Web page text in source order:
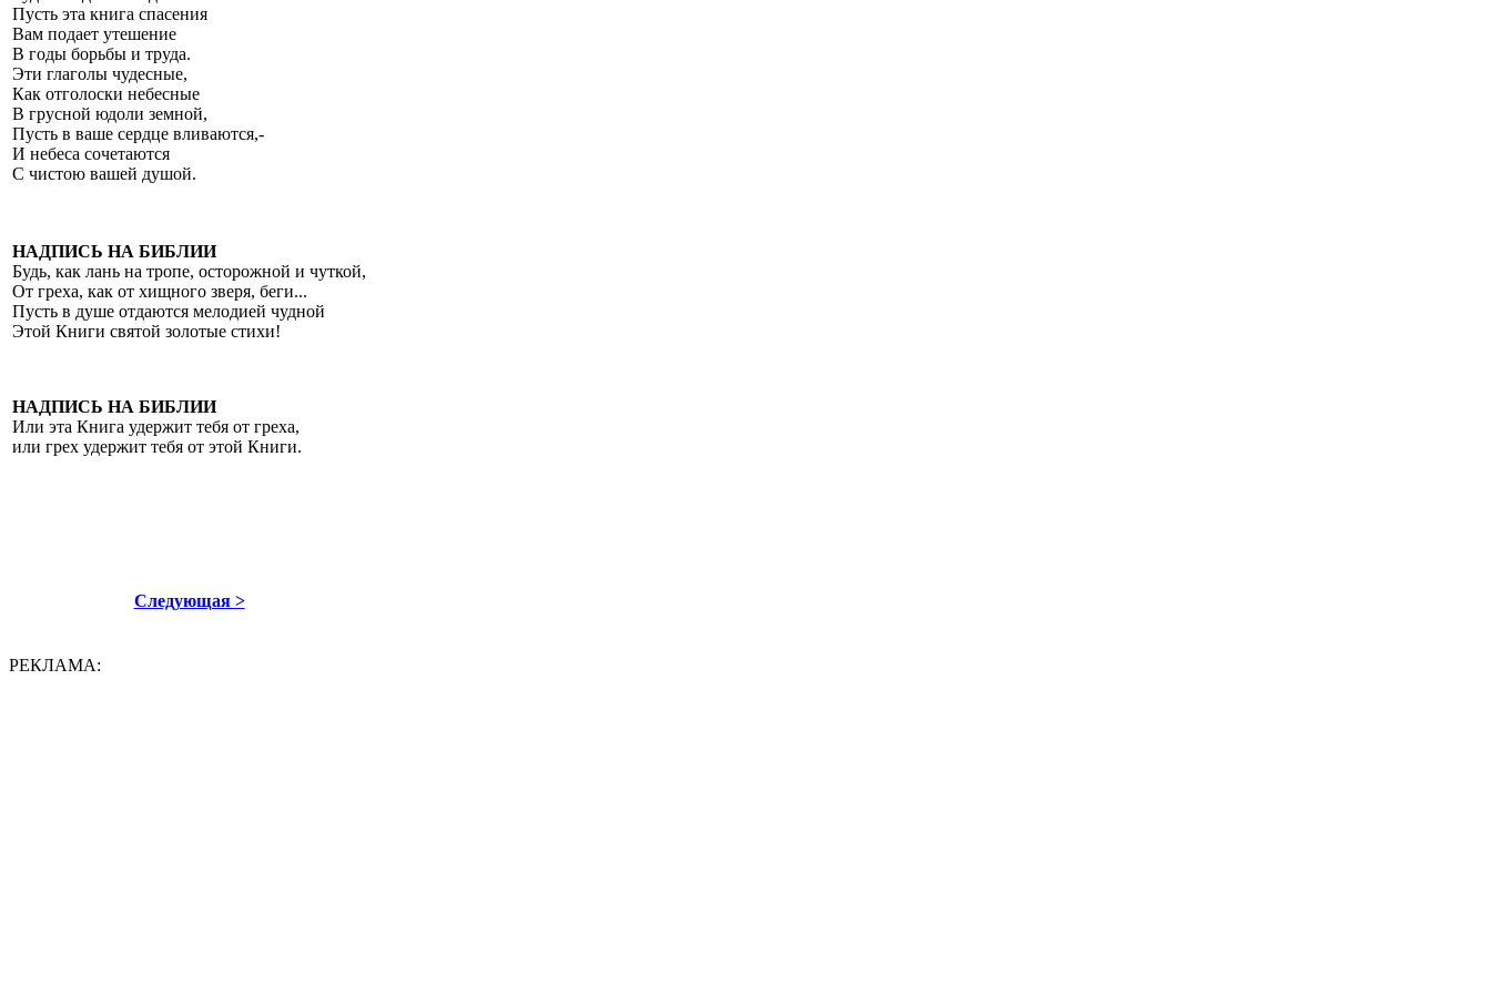
Пусть эта книга спасения
Вам подает утешение
В годы борьбы и труда.
Эти глаголы чудесные,
Как отголоски небесные
В грусной юдоли земной,
Пусть в ваше сердце вливаются,-
И небеса сочетаются
С чистою вашей душой.
НАДПИСЬ НА БИБЛИИ
Будь, как лань на тропе, осторожной и чуткой,
От греха, как от хищного зверя, беги...
Пусть в душе отдаются мелодией чудной
Этой Книги святой золотые стихи!
НАДПИСЬ НА БИБЛИИ
Или эта Книга удержит тебя от греха,
или грех удержит тебя от этой Книги.
Следующая >
РЕКЛАМА: